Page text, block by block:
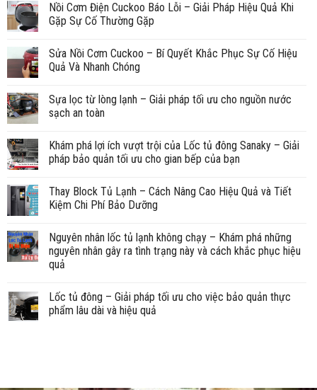
Nồi Cơm Điện Cuckoo Báo Lỗi – Giải Pháp Hiệu Quả Khi
Gặp Sự Cố Thường Gặp
Sửa Nồi Cơm Cuckoo – Bí Quyết Khắc Phục Sự Cố Hiệu
Quả Và Nhanh Chóng
Sựa lọc từ lòng lạnh – Giải pháp tối ưu cho nguồn nước
sạch an toàn
Khám phá lợi ích vượt trội của Lốc tủ đông Sanaky – Giải
pháp bảo quản tối ưu cho gian bếp của bạn
Thay Block Tủ Lạnh – Cách Nâng Cao Hiệu Quả và Tiết
Kiệm Chi Phí Bảo Dưỡng
Nguyên nhân lốc tủ lạnh không chạy – Khám phá những
nguyên nhân gây ra tình trạng này và cách khắc phục hiệu
quả
Lốc tủ đông – Giải pháp tối ưu cho việc bảo quản thực
phẩm lâu dài và hiệu quả